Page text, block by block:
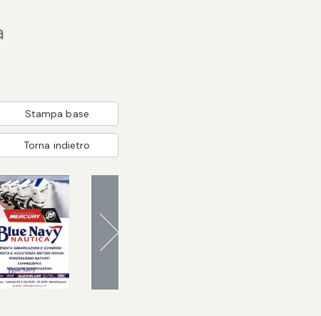
Stampa base
Torna indietro